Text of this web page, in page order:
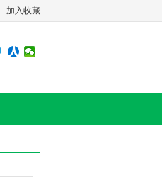
- 加入收藏